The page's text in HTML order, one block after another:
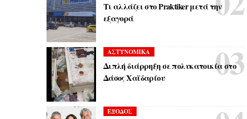
Τι αλλάζει στο Praktiker μετά την
εξαγορά
ΑΣΤΥΝΟΜΙΚΑ
Διπλή διάρρηξη σε πολυκατοικία στο
Δάσος Χαϊδαρίου
ΕΞΟΔΟΣ